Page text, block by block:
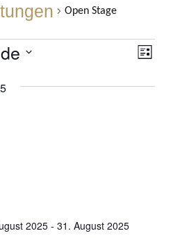
Open Stage
LISTE
2025- 31. August 2025